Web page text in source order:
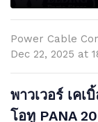
Power Cable
Dec 22, 2025 at
พาวเวอร์ เค
โอทู PANA